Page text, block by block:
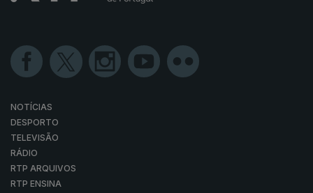
NOTÍCIAS
DESPORTO
TELEVISÃO
RÁDIO
RTP ARQUIVOS
RTP ENSINA